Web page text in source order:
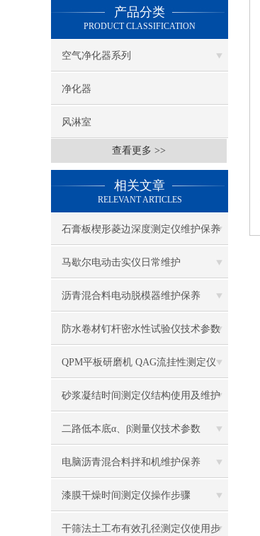
产品分类
PRODUCT CLASSIFICATION
空气净化器系列
净化器
风淋室
查看更多 >>
相关文章
RELEVANT ARTICLES
石膏板楔形菱边深度测定仪维护保养
马歇尔电动击实仪日常维护
沥青混合料电动脱模器维护保养
防水卷材钉杆密水性试验仪技术参数
QPM平板研磨机 QAG流挂性测定仪
厚漆腻子稠度测定仪
砂浆凝结时间测定仪结构使用及维护
保养
二路低本底α、β测量仪技术参数
电脑沥青混合料拌和机维护保养
漆膜干燥时间测定仪操作步骤
干筛法土工布有效孔径测定仪使用步